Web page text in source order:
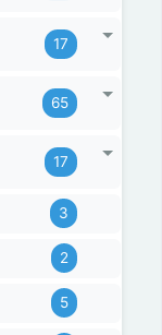
17
65
17
3
2
5